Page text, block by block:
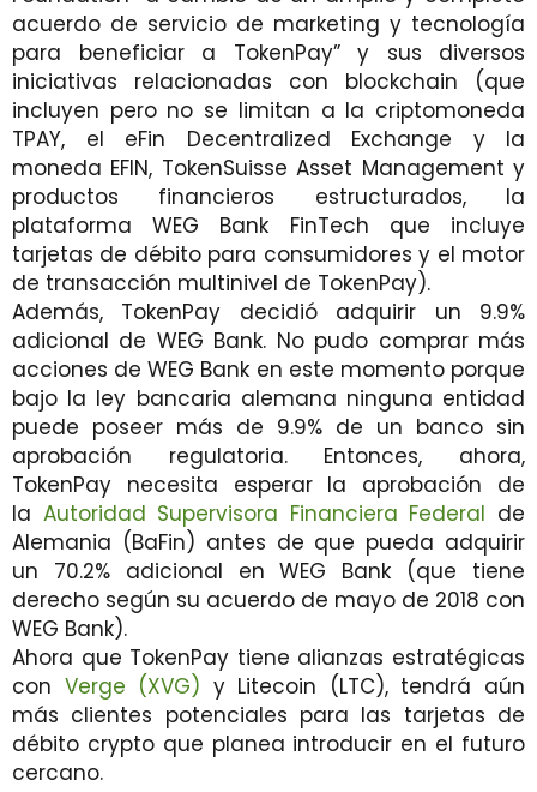
acuerdo de servicio de marketing y tecnología
para beneficiar a TokenPay” y sus diversos
iniciativas relacionadas con blockchain (que
incluyen pero no se limitan a la criptomoneda
TPAY, el eFin Decentralized Exchange y la
moneda EFIN, TokenSuisse Asset Management y
productos financieros estructurados, la
plataforma WEG Bank FinTech que incluye
tarjetas de débito para consumidores y el motor
de transacción multinivel de TokenPay).
Además, TokenPay decidió adquirir un 9.9%
adicional de WEG Bank. No pudo comprar más
acciones de WEG Bank en este momento porque
bajo la ley bancaria alemana ninguna entidad
puede poseer más de 9.9% de un banco sin
aprobación regulatoria. Entonces, ahora,
TokenPay necesita esperar la aprobación de
la Autoridad Supervisora ​​Financiera Federal de
Alemania (BaFin) antes de que pueda adquirir
un 70.2% adicional en WEG Bank (que tiene
derecho según su acuerdo de mayo de 2018 con
WEG Bank).
Ahora que TokenPay tiene alianzas estratégicas
con Verge (XVG) y Litecoin (LTC), tendrá aún
más clientes potenciales para las tarjetas de
débito crypto que planea introducir en el futuro
cercano.